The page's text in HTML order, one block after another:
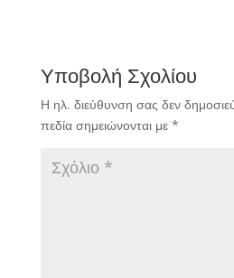
Υποβολή Σχολίου
Η ηλ. διεύθυνση σας δεν
πεδία σημειώνονται με *